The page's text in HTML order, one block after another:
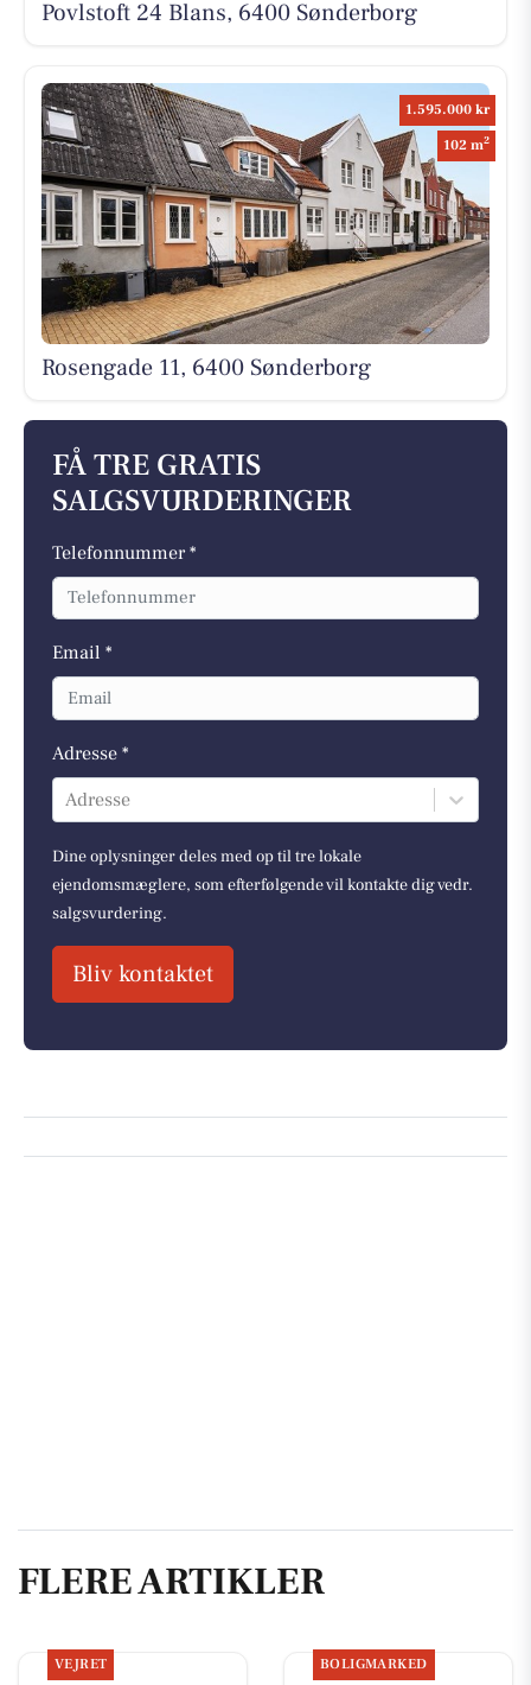
Povlstoft 24 Blans, 6400 Sønderborg
1.595.000 kr
102 m2
Rosengade 11, 6400 Sønderborg
FÅ TRE GRATIS
SALGSVURDERINGER
Telefonnummer *
Email *
Adresse *
Adresse
Dine oplysninger deles med op til tre lokale
ejendomsmæglere, som efterfølgende vil kontakte dig vedr.
salgsvurdering.
Bliv kontaktet
FLERE ARTIKLER
VEJRET BOLIGMARKED